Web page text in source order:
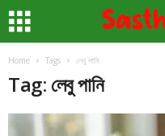
Home Tags লেবু পানি
Tag: লেবু পানি